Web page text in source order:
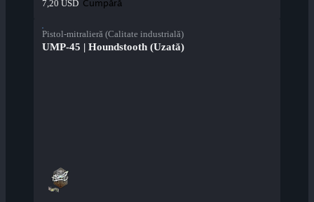
7,20 USD Cumpără
Pistol-mitralieră (Calitate industrială)
UMP-45 | Houndstooth (Uzată)